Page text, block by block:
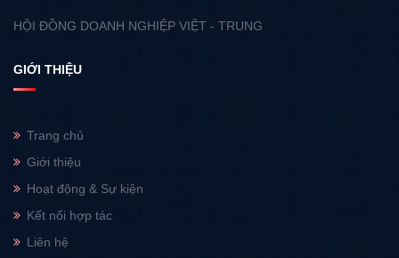
HỘI ĐỒNG DOANH NGHIỆP VIỆT - TRUNG
GIỚI THIỆU
Trang chủ
Giới thiệu
Hoạt động & Sự kiện
Kết nối hợp tác
Liên hệ